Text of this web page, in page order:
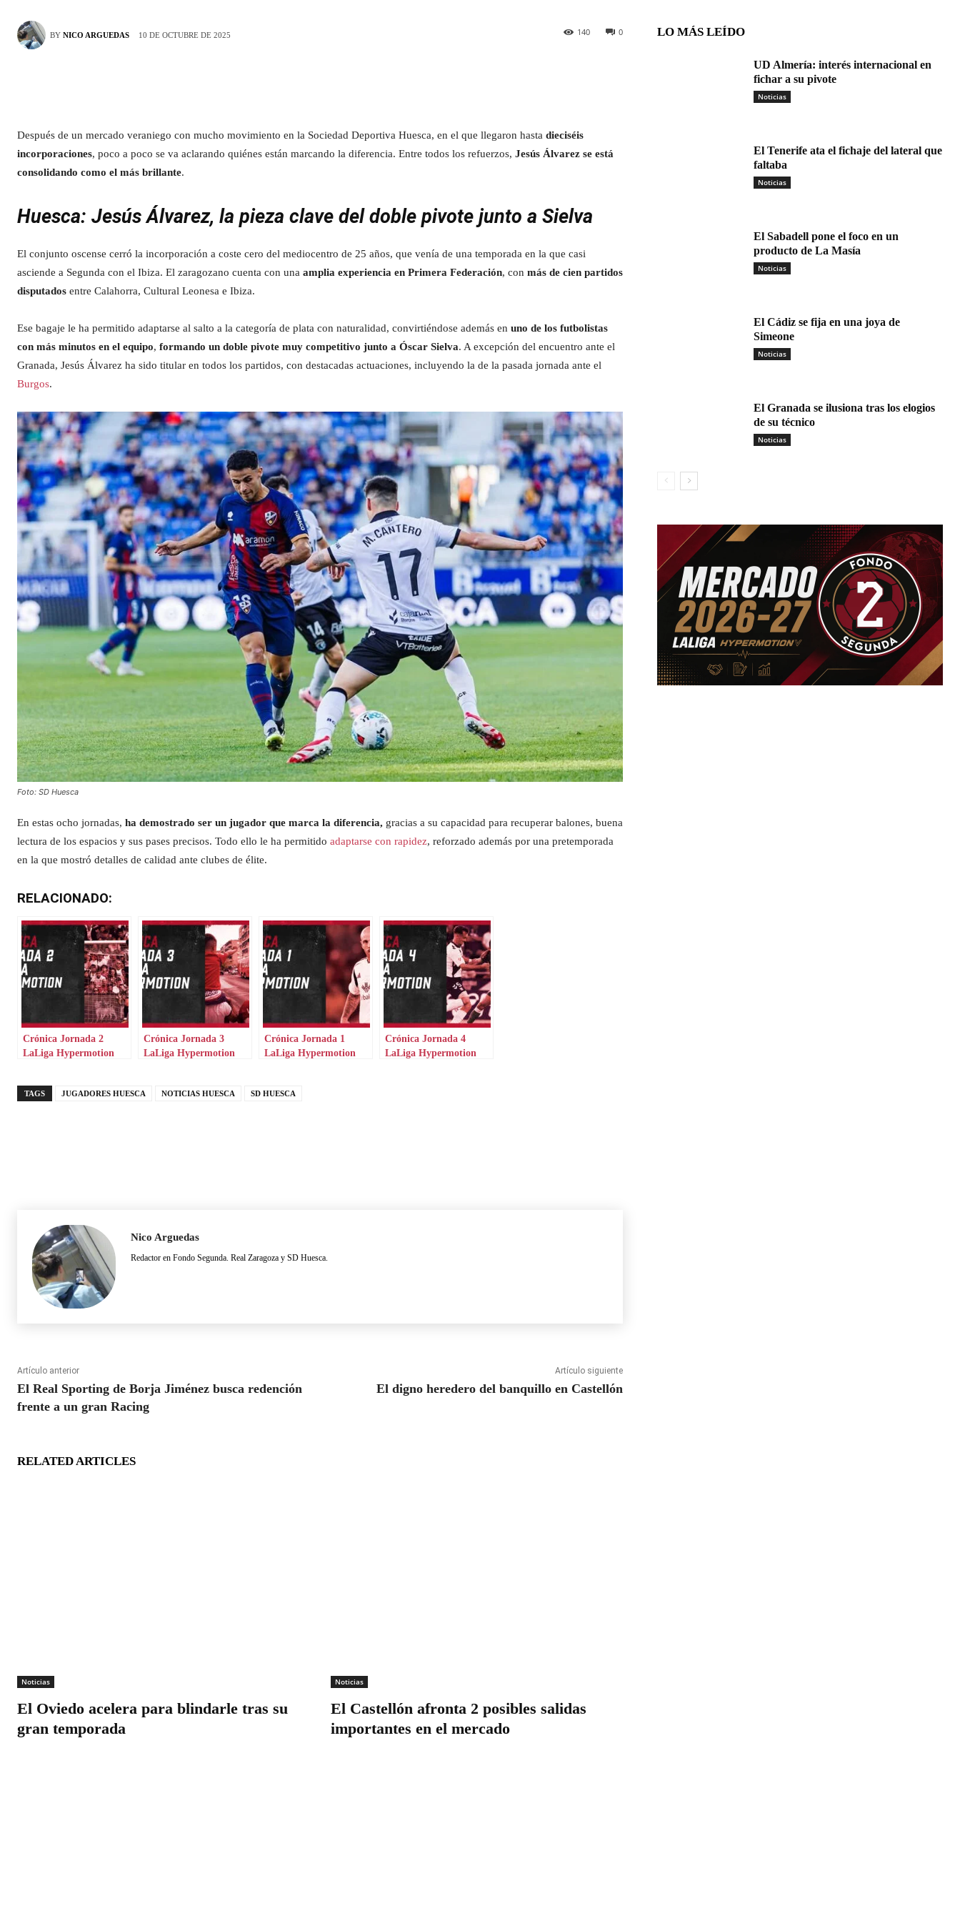
BY NICO ARGUEDAS 10 DE OCTUBRE DE 2025 0
140
Después de un mercado veraniego con mucho movimiento en la Sociedad Deportiva Huesca, en el que llegaron hasta dieciséis
incorporaciones, poco a poco se va aclarando quiénes están marcando la diferencia. Entre todos los refuerzos, Jesús Álvarez se está
consolidando como el más brillante.
Huesca: Jesús Álvarez, la pieza clave del doble pivote junto a Sielva
El conjunto oscense cerró la incorporación a coste cero del mediocentro de 25 años, que venía de una temporada en la que casi
asciende a Segunda con el Ibiza. El zaragozano cuenta con una amplia experiencia en Primera Federación, con más de cien partidos
disputados entre Calahorra, Cultural Leonesa e Ibiza.
Ese bagaje le ha permitido adaptarse al salto a la categoría de plata con naturalidad, convirtiéndose además en uno de los futbolistas
con más minutos en el equipo, formando un doble pivote muy competitivo junto a Óscar Sielva. A excepción del encuentro ante el
Granada, Jesús Álvarez ha sido titular en todos los partidos, con destacadas actuaciones, incluyendo la de la pasada jornada ante el
Burgos.
Foto: SD Huesca
En estas ocho jornadas, ha demostrado ser un jugador que marca la diferencia, gracias a su capacidad para recuperar balones, buena
lectura de los espacios y sus pases precisos. Todo ello le ha permitido adaptarse con rapidez, reforzado además por una pretemporada
en la que mostró detalles de calidad ante clubes de élite.
RELACIONADO:
Crónica Jornada 2
LaLiga Hypermotion
Crónica Jornada 3
LaLiga Hypermotion
Crónica Jornada 1
LaLiga Hypermotion
Crónica Jornada 4
LaLiga Hypermotion
TAGS JUGADORES HUESCA NOTICIAS HUESCA SD HUESCA
Nico Arguedas
Redactor en Fondo Segunda. Real Zaragoza y SD Huesca.
Artículo anterior
El Real Sporting de Borja Jiménez busca redención
frente a un gran Racing
Artículo siguiente
El digno heredero del banquillo en Castellón
RELATED ARTICLES
Noticias
El Oviedo acelera para blindarle tras su
gran temporada
Noticias
El Castellón afronta 2 posibles salidas
importantes en el mercado
LO MÁS LEÍDO
UD Almería: interés internacional en
fichar a su pivote
Noticias
El Tenerife ata el fichaje del lateral que
faltaba
Noticias
El Sabadell pone el foco en un
producto de La Masía
Noticias
El Cádiz se fija en una joya de
Simeone
Noticias
El Granada se ilusiona tras los elogios
de su técnico
Noticias